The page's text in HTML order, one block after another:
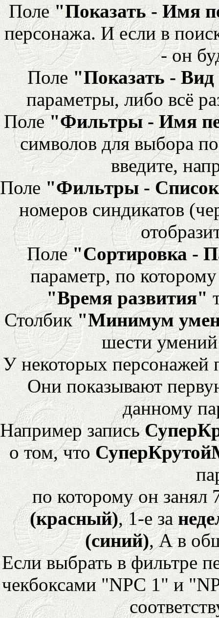
Поле"Показать - Имя
персонажа. И если в
- он
Поле "Показать -
параметры, либо всё
Поле"Фильтры - Имя
символов для выбора
введите,
Поле "Фильтры -
номеров синдикатов
Поле"Сортировка -
параметр, по
"Время развития"
Столбик"Минимум
шести
У некоторых персонажей
Они показывают
данному
Например запись
о том, что
по которому он
(красный), 1-е за
(синий), А в
Если выбрать в фильтре
чекбоксами "NPC 1" и